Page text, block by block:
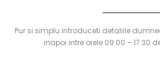
Pur si simplu introduceti detaliile
inapoi intre orele 09:00 – 17:30